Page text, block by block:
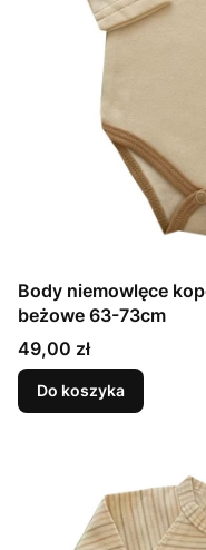
Body niemowlęce
beżowe 63-73cm
Cena
49,00 zł
Do koszyka